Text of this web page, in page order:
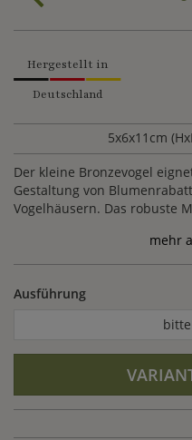
Hergestellt in
Deutschland
5x6x11cm
Der kleine Bronzevogel
Gestaltung von
Vogelhäusern. Das robuste
mehr
Ausführung